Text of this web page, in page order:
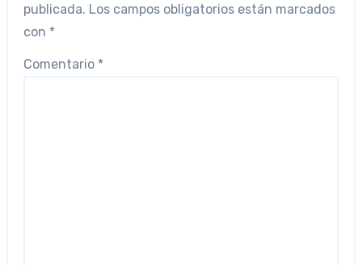
publicada. Los campos obligatorios están marcados
con *
Comentario *